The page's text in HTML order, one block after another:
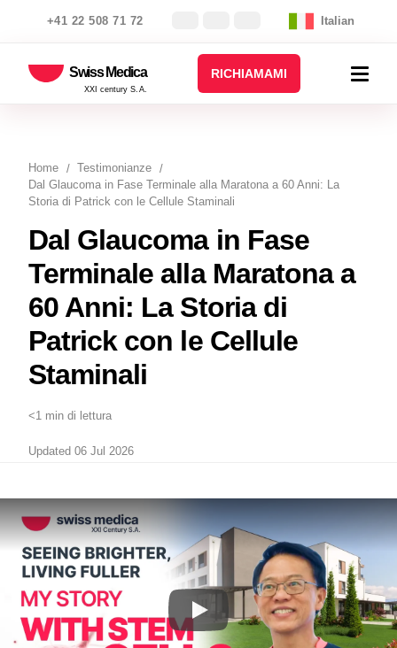
+41 22 508 71 72 Italian
Swiss Medica
XXI century S.A.
RICHIAMAMI
Home
Testimonianze
Dal Glaucoma in Fase Terminale alla Maratona a 60 Anni: La
Storia di Patrick con le Cellule Staminali
Dal Glaucoma in Fase
Terminale alla Maratona a
60 Anni: La Storia di
Patrick con le Cellule
Staminali
<1 min di lettura
Updated 06 Jul 2026